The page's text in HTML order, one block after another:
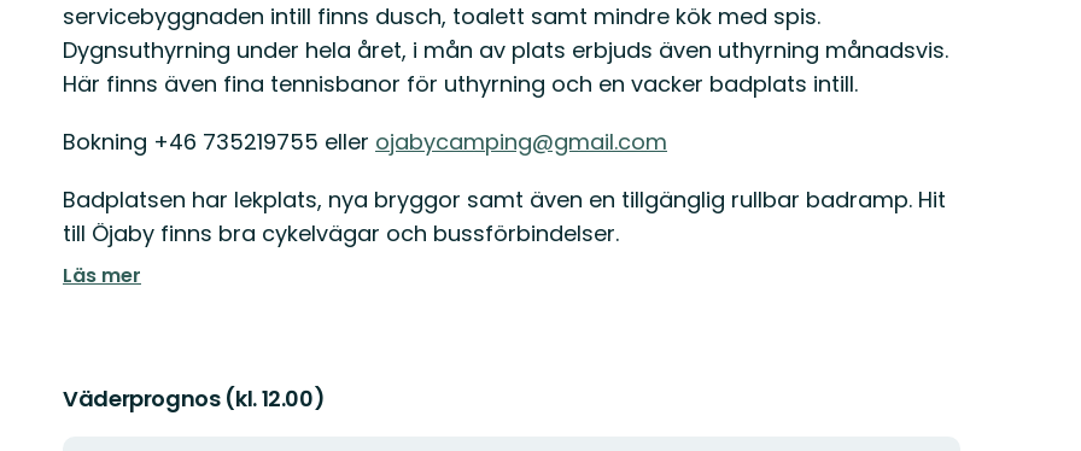
servicebyggnaden intill finns dusch, toalett samt mindre kök med spis.
Dygnsuthyrning under hela året, i mån av plats erbjuds även uthyrning månadsvis.
Här finns även fina tennisbanor för uthyrning och en vacker badplats intill.
Bokning +46 735219755 eller ojabycamping@gmail.com
Badplatsen har lekplats, nya bryggor samt även en tillgänglig rullbar badramp. Hit
till Öjaby finns bra cykelvägar och bussförbindelser.
Läs mer
Väderprognos (kl. 12.00)